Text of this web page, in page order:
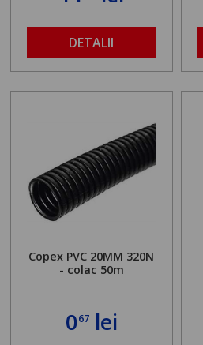
DETALII
Copex PVC 20MM 320N
- colac 50m
067lei